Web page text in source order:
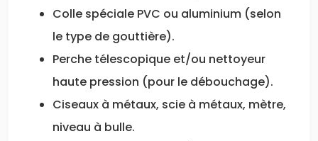
Colle spéciale PVC ou aluminium (selon
le type de gouttière).
Perche télescopique et/ou nettoyeur
haute pression (pour le débouchage).
Ciseaux à métaux, scie à métaux, mètre,
niveau à bulle.